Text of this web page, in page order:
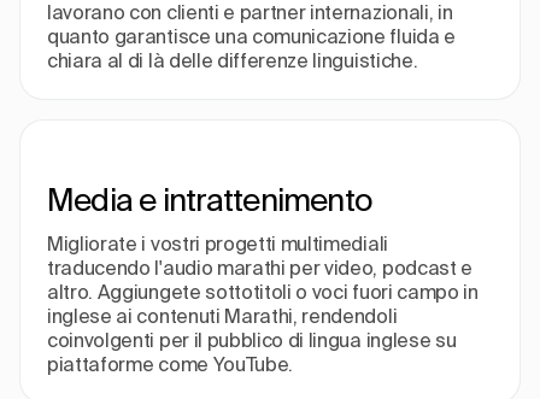
lavorano con clienti e partner internazionali, in
quanto garantisce una comunicazione fluida e
chiara al di là delle differenze linguistiche.
Media e intrattenimento
Migliorate i vostri progetti multimediali
traducendo l'audio marathi per video, podcast e
altro. Aggiungete sottotitoli o voci fuori campo in
inglese ai contenuti Marathi, rendendoli
coinvolgenti per il pubblico di lingua inglese su
piattaforme come YouTube.